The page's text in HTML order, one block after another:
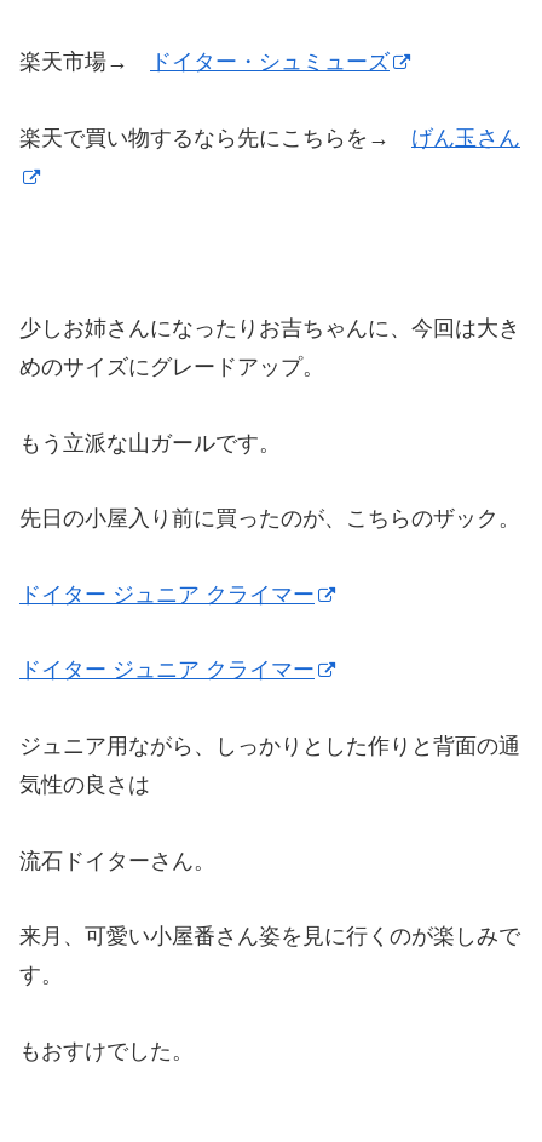
楽天市場→ ドイター・シュミューズ
楽天で買い物するなら先にこちらを→ げん玉さん
少しお姉さんになったりお吉ちゃんに、今回は大き
めのサイズにグレードアップ。
もう立派な山ガールです。
先日の小屋入り前に買ったのが、こちらのザック。
ドイター ジュニア クライマー
ドイター ジュニア クライマー
ジュニア用ながら、しっかりとした作りと背面の通
気性の良さは
流石ドイターさん。
来月、可愛い小屋番さん姿を見に行くのが楽しみで
す。
もおすけでした。